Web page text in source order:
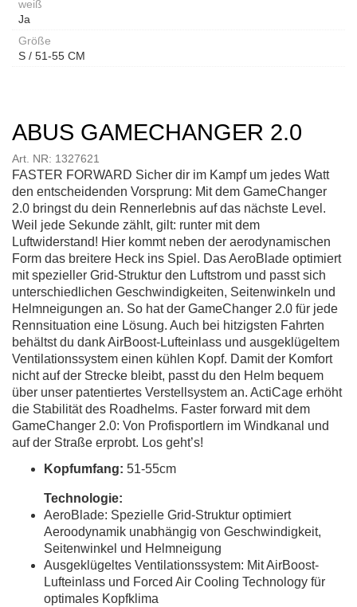
weiß
Ja
Größe
S / 51-55 CM
ABUS GAMECHANGER 2.0
Art. NR: 1327621
FASTER FORWARD Sicher dir im Kampf um jedes Watt
den entscheidenden Vorsprung: Mit dem GameChanger
2.0 bringst du dein Rennerlebnis auf das nächste Level.
Weil jede Sekunde zählt, gilt: runter mit dem
Luftwiderstand! Hier kommt neben der aerodynamischen
Form das breitere Heck ins Spiel. Das AeroBlade optimiert
mit spezieller Grid-Struktur den Luftstrom und passt sich
unterschiedlichen Geschwindigkeiten, Seitenwinkeln und
Helmneigungen an. So hat der GameChanger 2.0 für jede
Rennsituation eine Lösung. Auch bei hitzigsten Fahrten
behältst du dank AirBoost-Lufteinlass und ausgeklügeltem
Ventilationssystem einen kühlen Kopf. Damit der Komfort
nicht auf der Strecke bleibt, passt du den Helm bequem
über unser patentiertes Verstellsystem an. ActiCage erhöht
die Stabilität des Roadhelms. Faster forward mit dem
GameChanger 2.0: Von Profisportlern im Windkanal und
auf der Straße erprobt. Los geht’s!
Kopfumfang: 51-55cm
Technologie:
AeroBlade: Spezielle Grid-Struktur optimiert
Aeroodynamik unabhängig von Geschwindigkeit,
Seitenwinkel und Helmneigung
Ausgeklügeltes Ventilationssystem: Mit AirBoost-
Lufteinlass und Forced Air Cooling Technology für
optimales Kopfklima